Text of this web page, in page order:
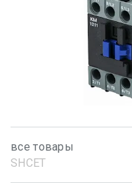
все товары
SHСET